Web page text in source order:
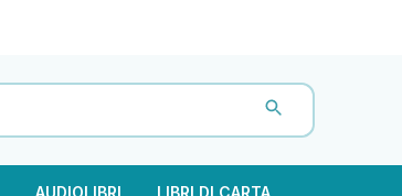
AUDIOLIBRI LIBRI DI CARTA